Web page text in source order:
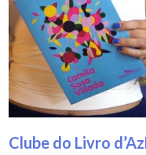
Clube do Livro